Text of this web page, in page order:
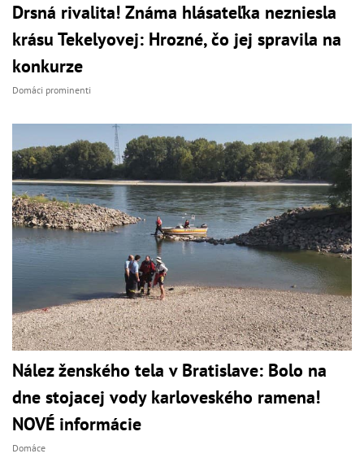
Drsná rivalita! Známa hlásateľka nezniesla
krásu Tekelyovej: Hrozné, čo jej spravila na
konkurze
Domáci prominenti
Nález ženského tela v Bratislave: Bolo na
dne stojacej vody karloveského ramena!
NOVÉ informácie
Domáce